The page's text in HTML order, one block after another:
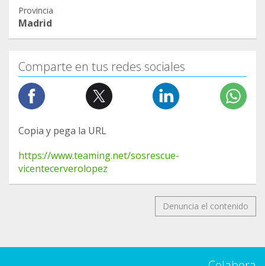
Provincia
Madrid
Comparte en tus redes sociales
Copia y pega la URL
https://www.teaming.net/sosrescue-
vicentecerverolopez
Denuncia el contenido